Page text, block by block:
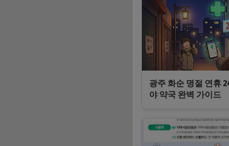
광주 화순 명절 연휴 24시 심
야 약국 완벽 가이드